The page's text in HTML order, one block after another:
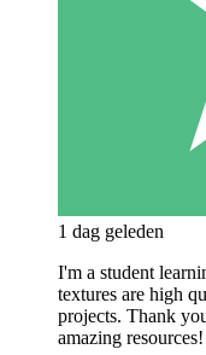
1 dag geleden
I'm a student
textures are high
projects. Thank
amazing resources!